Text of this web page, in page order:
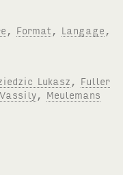
Format Langage
Lukasz
Fuller
Meulemans